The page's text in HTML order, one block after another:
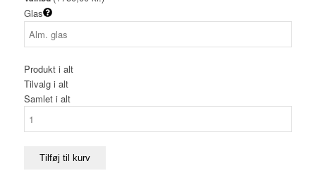
Glas
Produkt i alt
Tilvalg i alt
Samlet i alt
antalTilføj til kurv